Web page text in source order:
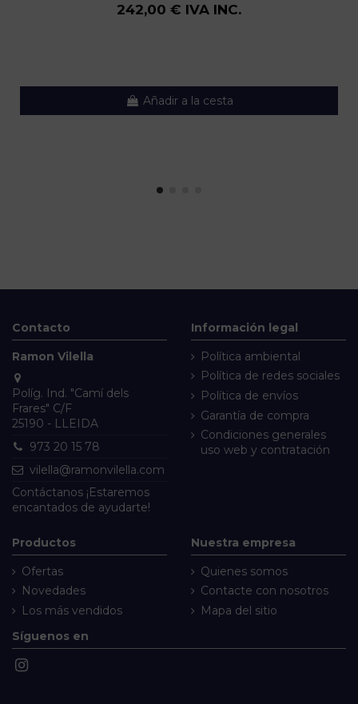
242,00 € IVA INC.
Añadir a la cesta
Contacto
Ramon Vilella
Políg. Ind. "Camí dels
Frares" C/F
25190 - LLEIDA
973 20 15 78
vilella@ramonvilella.com
Contáctanos ¡Estaremos
encantados de ayudarte!
Información legal
Política ambiental
Política de redes sociales
Política de envíos
Garantía de compra
Condiciones generales
uso web y contratación
Productos
Ofertas
Novedades
Los más vendidos
Nuestra empresa
Quienes somos
Contacte con nosotros
Mapa del sitio
Síguenos en